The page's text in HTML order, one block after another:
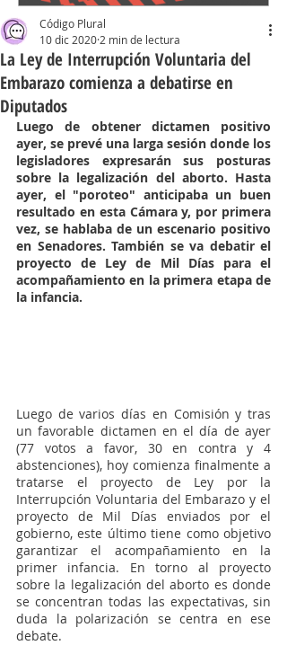
La Ley de Interrupción Voluntaria del
Embarazo comienza a debatirse en
Diputados
Código Plural
10 dic 2020 2 min de lectura
Luego de obtener dictamen positivo
ayer, se prevé una larga sesión donde los
legisladores expresarán sus posturas
sobre la legalización del aborto. Hasta
ayer, el "poroteo" anticipaba un buen
resultado en esta Cámara y, por primera
vez, se hablaba de un escenario positivo
en Senadores. También se va debatir el
proyecto de Ley de Mil Días para el
acompañamiento en la primera etapa de
la infancia.
Luego de varios días en Comisión y tras
un favorable dictamen en el día de ayer
(77 votos a favor, 30 en contra y 4
abstenciones), hoy comienza finalmente a
tratarse el proyecto de Ley por la
Interrupción Voluntaria del Embarazo y el
proyecto de Mil Días enviados por el
gobierno, este último tiene como objetivo
garantizar el acompañamiento en la
primer infancia. En torno al proyecto
sobre la legalización del aborto es donde
se concentran todas las expectativas, sin
duda la polarización se centra en ese
debate.